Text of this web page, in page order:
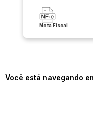
Nota Fiscal
Você está navegando